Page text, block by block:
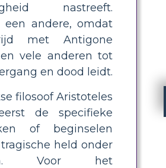
nastreeft.
een andere, omdat
met Antigone
vele anderen tot
en dood leidt.
filosoof Aristoteles
de specifieke
of beginselen
held onder
Voor het